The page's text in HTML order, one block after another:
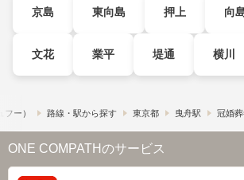
京島 東向島 押上 向
文花 業平 堤通 横川
ー） 路線・駅から探す 東京都 曳舟駅 冠婚
ONE COMPATHのサービス